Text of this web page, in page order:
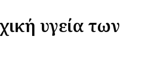
υγεία των